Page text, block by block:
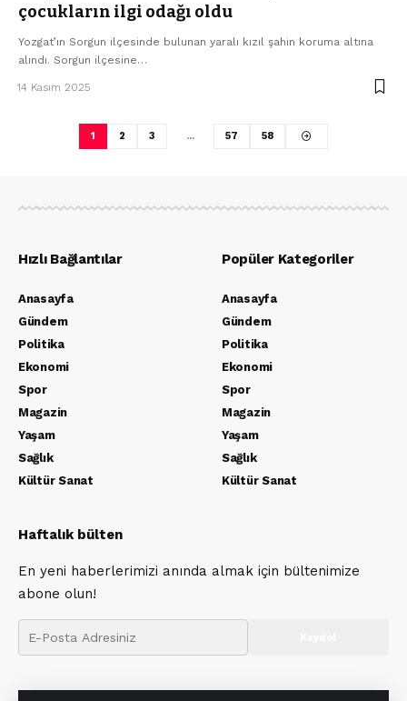
çocukların ilgi odağı oldu
Yozgat’ın Sorgun ilçesinde bulunan yaralı kızıl şahin koruma altına
alındı. Sorgun ilçesine…
14 Kasım 2025
1 2 3 … 57 58
Hızlı Bağlantılar
Anasayfa
Gündem
Politika
Ekonomi
Spor
Magazin
Yaşam
Sağlık
Kültür Sanat
Popüler Kategoriler
Anasayfa
Gündem
Politika
Ekonomi
Spor
Magazin
Yaşam
Sağlık
Kültür Sanat
Haftalık bülten
En yeni haberlerimizi anında almak için bültenimize
abone olun!